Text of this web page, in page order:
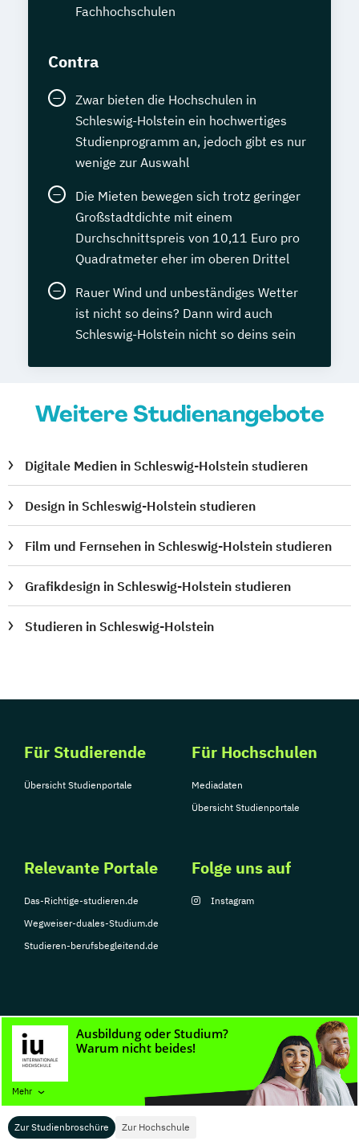
Zur Studienbroschüre Zur Hochschule
Mehr
Fachhochschulen
Contra
Zwar bieten die Hochschulen in
Schleswig-Holstein ein hochwertiges
Studienprogramm an, jedoch gibt es nur
wenige zur Auswahl
Die Mieten bewegen sich trotz geringer
Großstadtdichte mit einem
Durchschnittspreis von 10,11 Euro pro
Quadratmeter eher im oberen Drittel
Rauer Wind und unbeständiges Wetter
ist nicht so deins? Dann wird auch
Schleswig-Holstein nicht so deins sein
Weitere Studienangebote
Digitale Medien in Schleswig-Holstein studieren
Design in Schleswig-Holstein studieren
Film und Fernsehen in Schleswig-Holstein studieren
Grafikdesign in Schleswig-Holstein studieren
Studieren in Schleswig-Holstein
Für Studierende
Übersicht Studienportale
Für Hochschulen
Mediadaten
Übersicht Studienportale
Relevante Portale
Das-Richtige-studieren.de
Wegweiser-duales-Studium.de
Studieren-berufsbegleitend.de
Folge uns auf
Instagram
© Copyright 2026, TarGroup Media GmbH
Nutzungsbedingungen